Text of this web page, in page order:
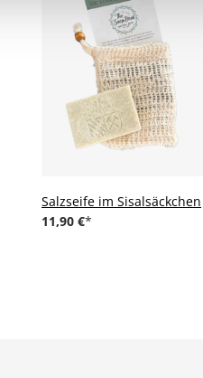
Salzseife im Sisalsäckchen
11,90 €